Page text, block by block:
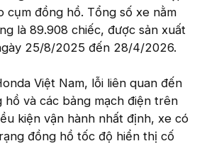
cụm đồng hồ. Tổng số xe nằm
là 89.908 chiếc, được sản xuất
25/8/2025 đến 28/4/2026.
Việt Nam, lỗi liên quan đến
hồ và các bảng mạch điện trên
kiện vận hành nhất định, xe có
đồng hồ tốc độ hiển thị cố